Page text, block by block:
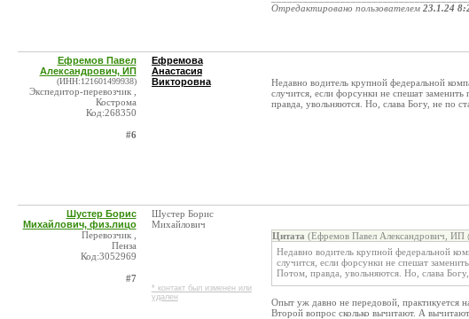
Отредактировано пользователем 23.1.24
Ефремов Павел
Александрович, ИП
(ИНН:121601499938)
Экспедитор-перевозчик ,
Кострома
Код:268350
#6
Ефремова
Анастасия
Викторовна
Недавно водитель крупной федеральной
случится, если форсунки не спешат
правда, увольняются. Но, слава Богу, не по
Шустер Борис
Михайлович, физ.лицо
Перевозчик ,
Пенза
Код:3052969
#7
Шустер Борис
Михайлович
* контакт был изменен или
удален
Цитата (Ефремов Павел Александрович, ИП
Недавно водитель крупной федеральной
случится, если форсунки не спешат
Потом, правда, увольняются. Но, слава
Опыт уж давно не передовой, практикуется
Второй вопрос сколько вычитают. А